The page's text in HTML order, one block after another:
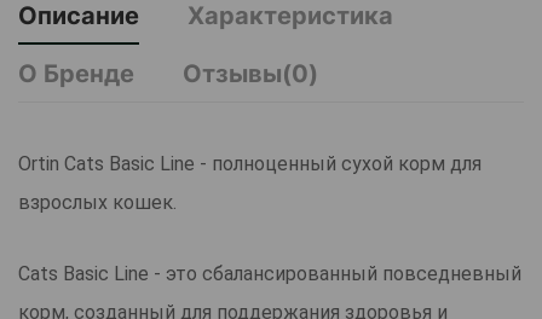
Описание
Характеристика
О Бренде
Отзывы(0)
Ortin Cats Basic Line - полноценный сухой корм для
взрослых кошек.
Cats Basic Line - это сбалансированный повседневный
корм, созданный для поддержания здоровья и